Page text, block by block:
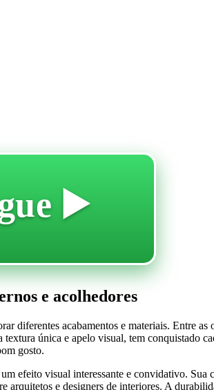
▶️
e acolhedores
diferentes acabamentos e materiais. Entre as
única e apelo visual, tem conquistado
gosto.
efeito visual interessante e convidativo. Sua
e designers de interiores. A